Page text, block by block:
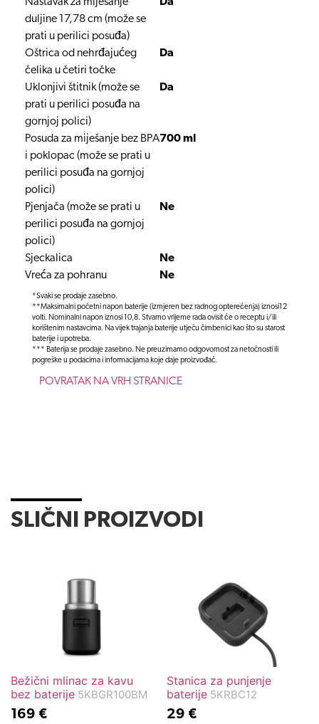
duljine 17,78 cm (može se
prati u perilici posuđa)
Oštrica od nehrđajućeg
čelika u četiri točke
Da
Uklonjivi štitnik (može se
prati u perilici posuđa na
gornjoj polici)
Da
Posuda za miješanje bez BPA
i poklopac (može se prati u
perilici posuđa na gornjoj
polici)
700 ml
Pjenjača (može se prati u
perilici posuđa na gornjoj
polici)
Ne
Sjeckalica
Ne
Vreća za pohranu
Ne
*Svaki se prodaje zasebno.
**Maksimalni početni napon baterije (izmjeren bez radnog opterećenja) iznosi12
volti. Nominalni napon iznosi 10,8. Stvarno vrijeme rada ovisit će o receptu i/ili
korištenim nastavcima. Na vijek trajanja baterije utječu čimbenici kao što su starost
baterije i upotreba.
*** Baterija se prodaje zasebno. Ne preuzimamo odgovornost za netočnosti ili
pogreške u podacima i informacijama koje daje proizvođač.
POVRATAK NA VRH STRANICE
SLIČNI PROIZVODI
Bežični mlinac za kavu
bez baterije 5KBGR100BM
169 €
Stanica za punjenje
baterije 5KRBC12
29 €